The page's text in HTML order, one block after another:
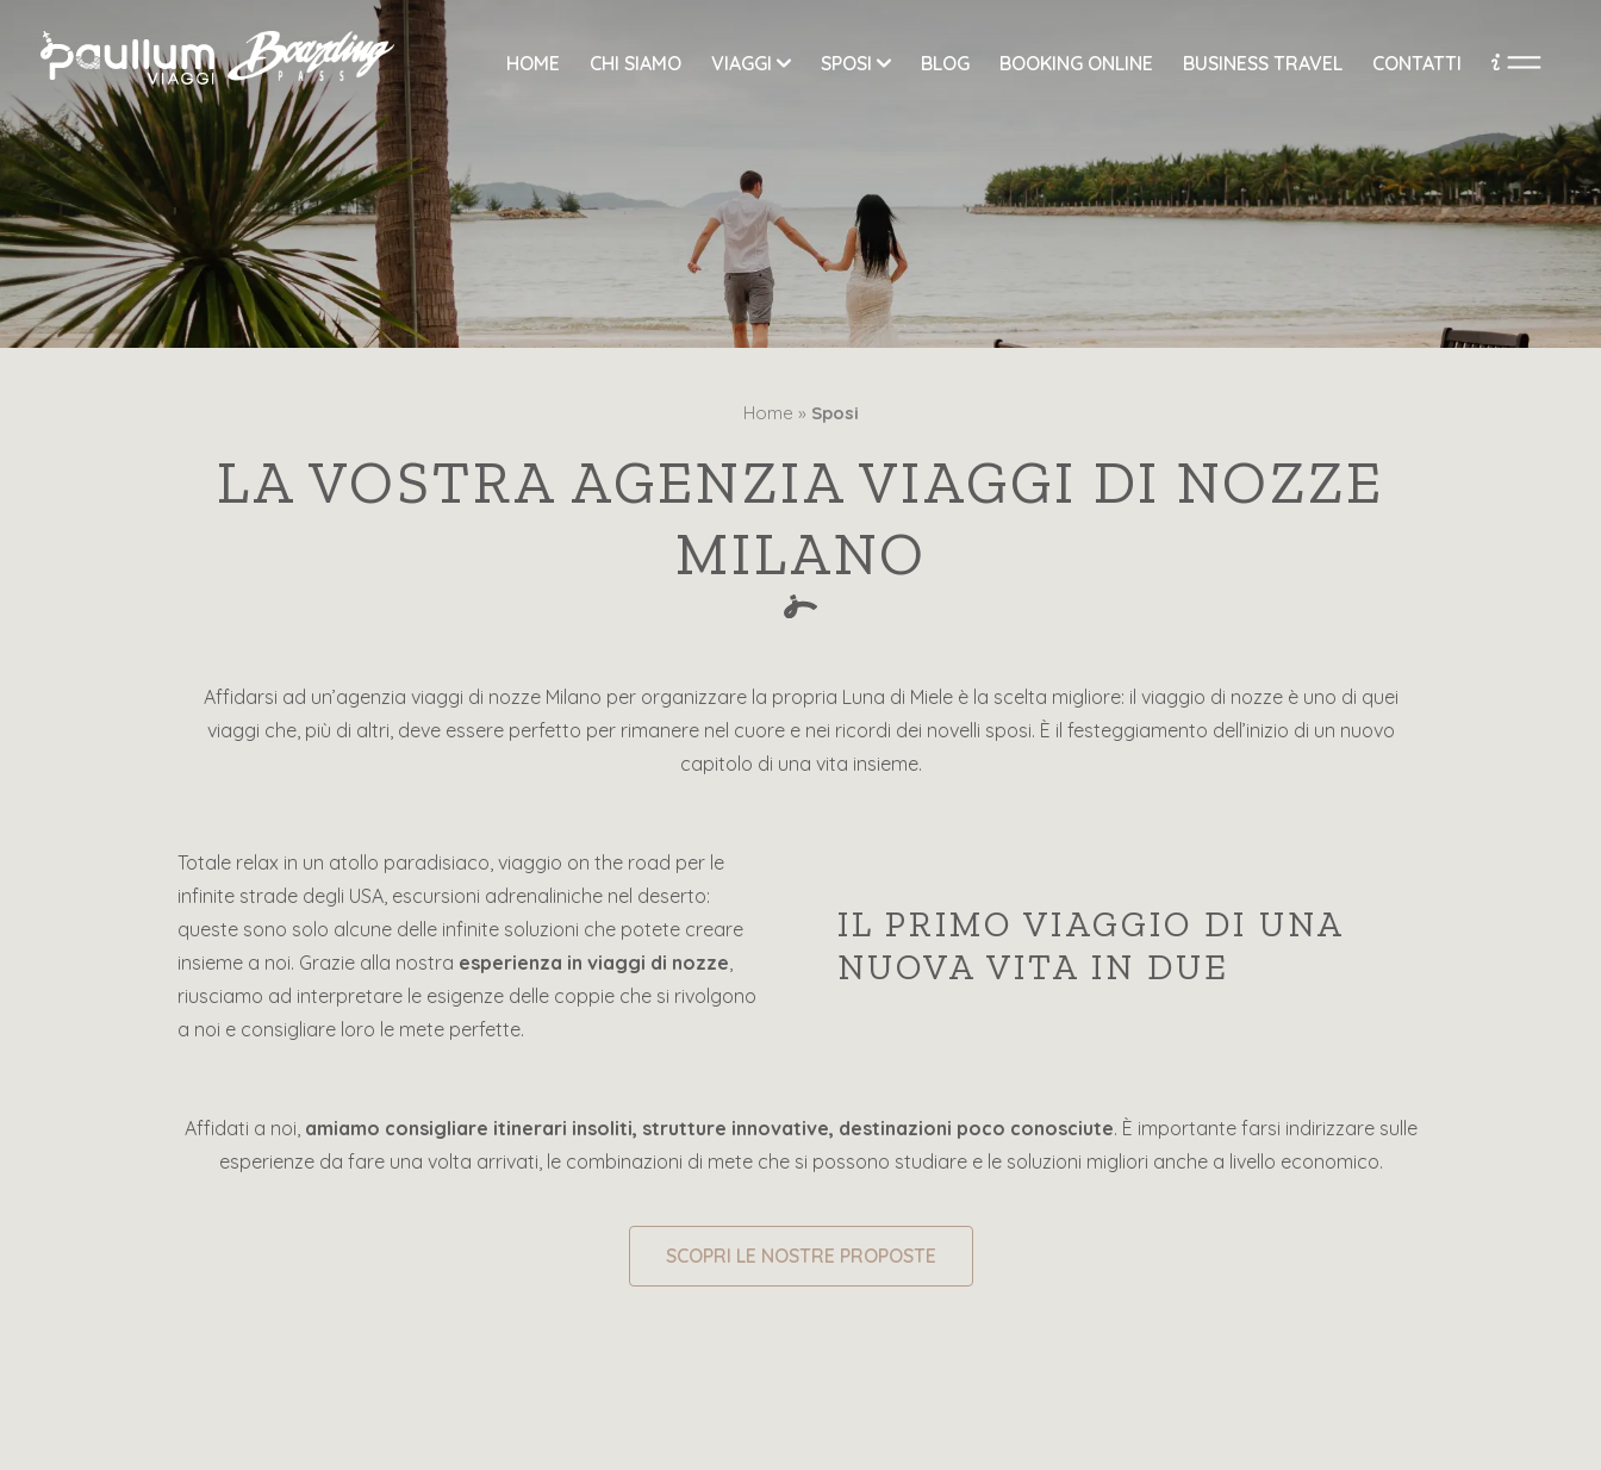
HOME CHI SIAMO VIAGGI SPOSI BLOG BOOKING ONLINE BUSINESS TRAVEL CONTATTI
Home » Sposi
LA VOSTRA AGENZIA VIAGGI DI NOZZE
MILANO
Affidarsi ad un’agenzia viaggi di nozze Milano per organizzare la propria Luna di Miele è la scelta migliore: il viaggio di nozze è uno di quei
viaggi che, più di altri, deve essere perfetto per rimanere nel cuore e nei ricordi dei novelli sposi. È il festeggiamento dell’inizio di un nuovo
capitolo di una vita insieme.
Totale relax in un atollo paradisiaco, viaggio on the road per le
infinite strade degli USA, escursioni adrenaliniche nel deserto:
queste sono solo alcune delle infinite soluzioni che potete creare
insieme a noi. Grazie alla nostra esperienza in viaggi di nozze,
riusciamo ad interpretare le esigenze delle coppie che si rivolgono
a noi e consigliare loro le mete perfette.
IL PRIMO VIAGGIO DI UNA
NUOVA VITA IN DUE
Affidati a noi, amiamo consigliare itinerari insoliti, strutture innovative, destinazioni poco conosciute. È importante farsi indirizzare sulle
esperienze da fare una volta arrivati, le combinazioni di mete che si possono studiare e le soluzioni migliori anche a livello economico.
SCOPRI LE NOSTRE PROPOSTE